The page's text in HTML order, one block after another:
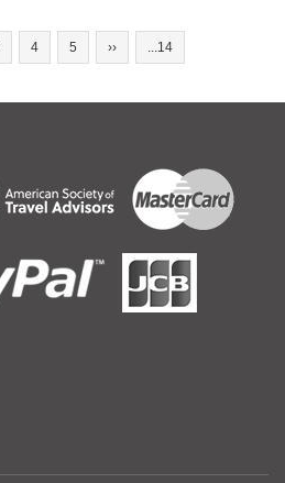
4 5 ›› ...14